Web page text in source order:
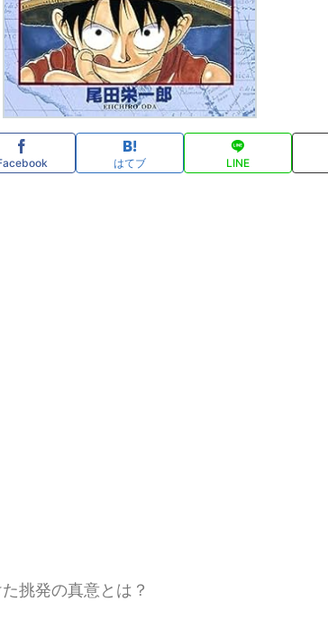
はてブ LINE
挑発の真意とは？